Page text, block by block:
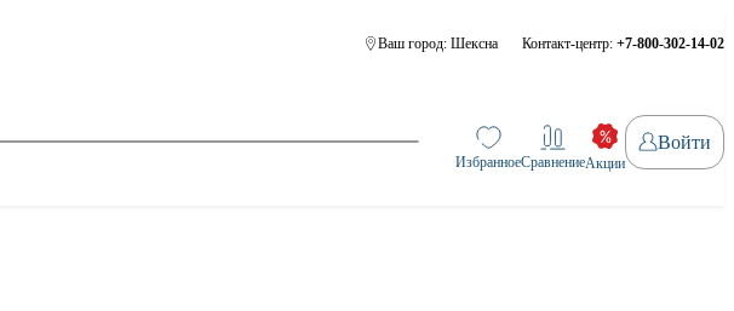
Ваш город: Шексна Контакт-центр: +7-800-302-14-02
ИзбранноеСравнениеАкции
Войти